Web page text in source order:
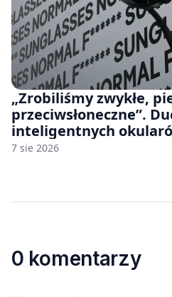
„Zrobiliśmy zwykłe,
przeciwsłoneczne”.
inteligentnych
7 sie 2026
0 komentarzy